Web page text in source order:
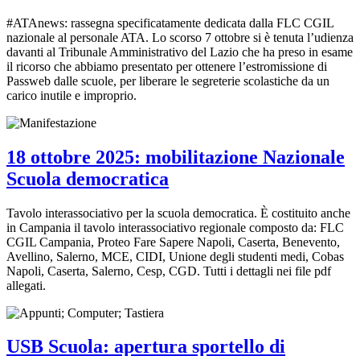
#ATAnews: rassegna specificatamente dedicata dalla FLC CGIL
nazionale al personale ATA. Lo scorso 7 ottobre si è tenuta l’udienza
davanti al Tribunale Amministrativo del Lazio che ha preso in esame
il ricorso che abbiamo presentato per ottenere l’estromissione di
Passweb dalle scuole, per liberare le segreterie scolastiche da un
carico inutile e improprio.
18 ottobre 2025: mobilitazione Nazionale
Scuola democratica
Tavolo interassociativo per la scuola democratica. È costituito anche
in Campania il tavolo interassociativo regionale composto da: FLC
CGIL Campania, Proteo Fare Sapere Napoli, Caserta, Benevento,
Avellino, Salerno, MCE, CIDI, Unione degli studenti medi, Cobas
Napoli, Caserta, Salerno, Cesp, CGD. Tutti i dettagli nei file pdf
allegati.
USB Scuola: apertura sportello di